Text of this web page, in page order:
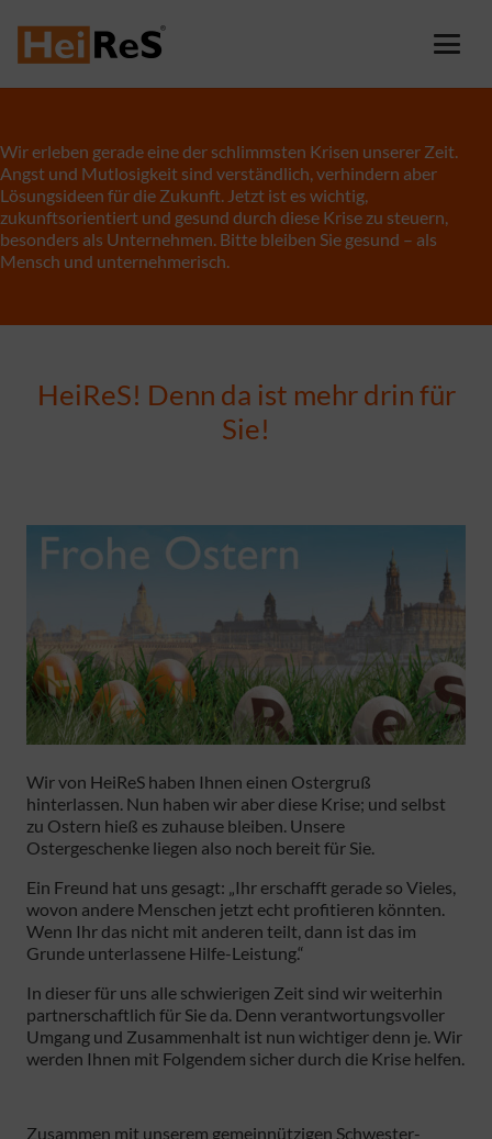
Wir erleben gerade eine der schlimmsten Krisen unserer Zeit.
Angst und Mutlosigkeit sind verständlich, verhindern aber
Lösungsideen für die Zukunft. Jetzt ist es wichtig,
zukunftsorientiert und gesund durch diese Krise zu steuern,
besonders als Unternehmen. Bitte bleiben Sie gesund – als
Mensch und unternehmerisch.
HeiReS! Denn da ist mehr drin für
Sie!
Wir von HeiReS haben Ihnen einen Ostergruß
hinterlassen. Nun haben wir aber diese Krise; und selbst
zu Ostern hieß es zuhause bleiben. Unsere
Ostergeschenke liegen also noch bereit für Sie.
Ein Freund hat uns gesagt: „Ihr erschafft gerade so Vieles,
wovon andere Menschen jetzt echt profitieren könnten.
Wenn Ihr das nicht mit anderen teilt, dann ist das im
Grunde unterlassene Hilfe-Leistung.“
In dieser für uns alle schwierigen Zeit sind wir weiterhin
partnerschaftlich für Sie da. Denn verantwortungsvoller
Umgang und Zusammenhalt ist nun wichtiger denn je. Wir
werden Ihnen mit Folgendem sicher durch die Krise helfen.
Zusammen mit unserem gemeinnützigen Schwester-